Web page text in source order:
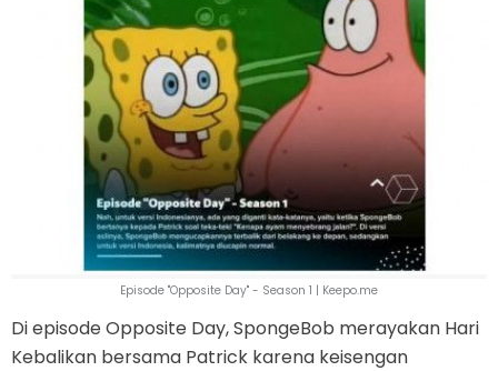
Episode "Opposite Day" - Season 1 | Keepo.me
Di episode Opposite Day, SpongeBob merayakan Hari
Kebalikan bersama Patrick karena keisengan